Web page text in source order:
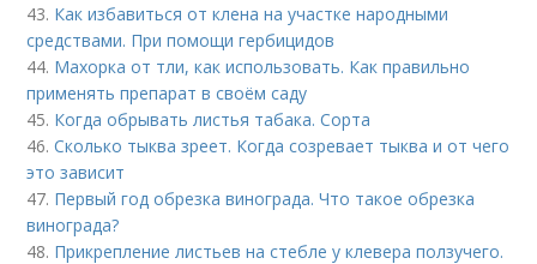
43. Как избавиться от клена на участке народными
средствами. При помощи гербицидов
44. Махорка от тли, как использовать. Как правильно
применять препарат в своём саду
45. Когда обрывать листья табака. Сорта
46.Сколько тыква зреет. Когда созревает тыква и от чего
это зависит
47. Первый год обрезка винограда. Что такое обрезка
винограда?
48. Прикрепление листьев на стебле у клевера ползучего.